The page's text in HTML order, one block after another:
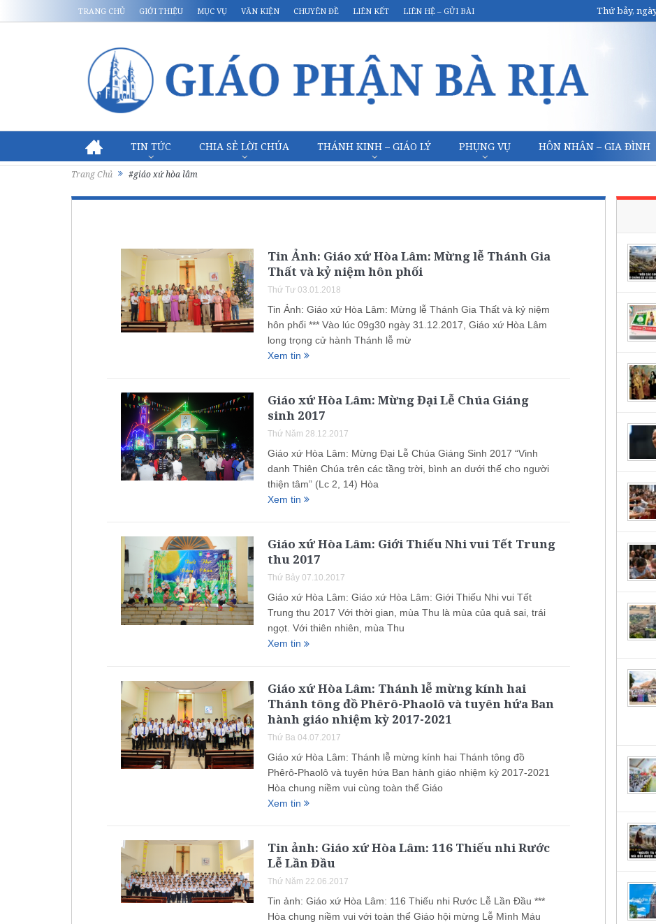
TRANG CHỦ GIỚI THIỆU MỤC VỤ VĂN KIỆN CHUYÊN ĐỀ LIÊN KẾT LIÊN HỆ – GỬI BÀI Thứ bảy,
TIN TỨC CHIA SẺ LỜI CHÚA THÁNH KINH – GIÁO LÝ PHỤNG VỤ HÔN NHÂN – GIA ĐÌNH
Trang Chủ #giáo xứ hòa lâm
Tin Ảnh: Giáo xứ Hòa Lâm: Mừng lễ Thánh Gia
Thất và kỷ niệm hôn phối
Thứ Tư 03.01.2018
Tin Ảnh: Giáo xứ Hòa Lâm: Mừng lễ Thánh Gia Thất và kỷ niệm
hôn phối *** Vào lúc 09g30 ngày 31.12.2017, Giáo xứ Hòa Lâm
long trọng cử hành Thánh lễ mừ
Xem tin
Giáo xứ Hòa Lâm: Mừng Đại Lễ Chúa Giáng
sinh 2017
Thứ Năm 28.12.2017
Giáo xứ Hòa Lâm: Mừng Đại Lễ Chúa Giáng Sinh 2017 “Vinh
danh Thiên Chúa trên các tầng trời, bình an dưới thế cho người
thiện tâm” (Lc 2, 14) Hòa
Xem tin
Giáo xứ Hòa Lâm: Giới Thiếu Nhi vui Tết Trung
thu 2017
Thứ Bảy 07.10.2017
Giáo xứ Hòa Lâm: Giáo xứ Hòa Lâm: Giới Thiếu Nhi vui Tết
Trung thu 2017 Với thời gian, mùa Thu là mùa của quả sai, trái
ngọt. Với thiên nhiên, mùa Thu
Xem tin
Giáo xứ Hòa Lâm: Thánh lễ mừng kính hai
Thánh tông đồ Phêrô-Phaolô và tuyên hứa Ban
hành giáo nhiệm kỳ 2017-2021
Thứ Ba 04.07.2017
Giáo xứ Hòa Lâm: Thánh lễ mừng kính hai Thánh tông đồ
Phêrô-Phaolô và tuyên hứa Ban hành giáo nhiệm kỳ 2017-2021
Hòa chung niềm vui cùng toàn thể Giáo
Xem tin
Tin ảnh: Giáo xứ Hòa Lâm: 116 Thiếu nhi Rước
Lễ Lần Đầu
Thứ Năm 22.06.2017
Tin ảnh: Giáo xứ Hòa Lâm: 116 Thiếu nhi Rước Lễ Lần Đầu ***
Hòa chung niềm vui với toàn thể Giáo hội mừng Lễ Mình Máu